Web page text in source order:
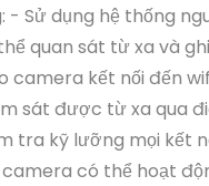
- Sử dụng hệ thống
quan sát từ xa và
camera kết nối đến
sát được từ xa qua
tra kỹ lưỡng mọi kết
có thể hoạt